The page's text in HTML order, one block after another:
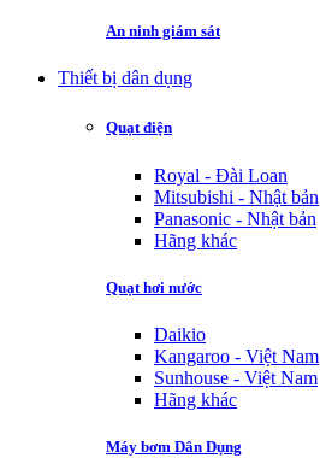
An ninh giám sát
Thiết bị dân dụng
Quạt điện
Royal - Đài Loan
Mitsubishi - Nhật bản
Panasonic - Nhật bản
Hãng khác
Quạt hơi nước
Daikio
Kangaroo - Việt Nam
Sunhouse - Việt Nam
Hãng khác
Máy bơm Dân Dụng